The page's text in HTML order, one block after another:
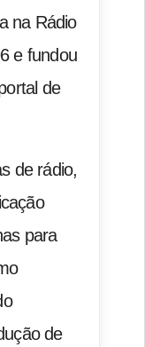
na Rádio
e fundou
de
de rádio,
para
de